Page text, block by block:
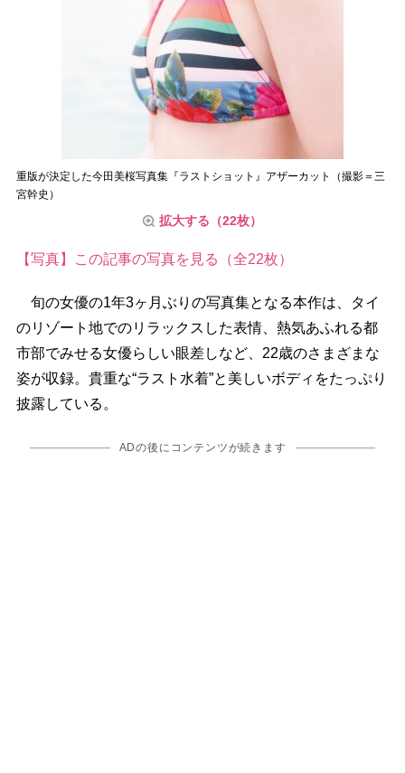
重版が決定した今田美桜写真集『ラストショット』アザーカット（撮影＝三
宮幹史）
拡大する（22枚）
【写真】この記事の写真を見る（全22枚）
旬の女優の1年3ヶ月ぶりの写真集となる本作は、タイ
のリゾート地でのリラックスした表情、熱気あふれる都
市部でみせる女優らしい眼差しなど、22歳のさまざまな
姿が収録。貴重な“ラスト水着”と美しいボディをたっぷり
披露している。
ADの後にコンテンツが続きます